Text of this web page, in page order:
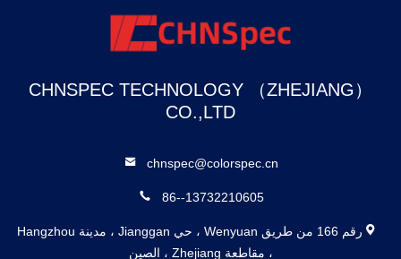
CHNSPEC TECHNOLOGY （ZHEJIANG）
CO.,LTD
chnspec@colorspec.cn
86--13732210605
رقم 166 من طريق Wenyuan ، حي Jianggan ، مدينة Hangzhou
، مقاطعة Zhejiang ، الصين